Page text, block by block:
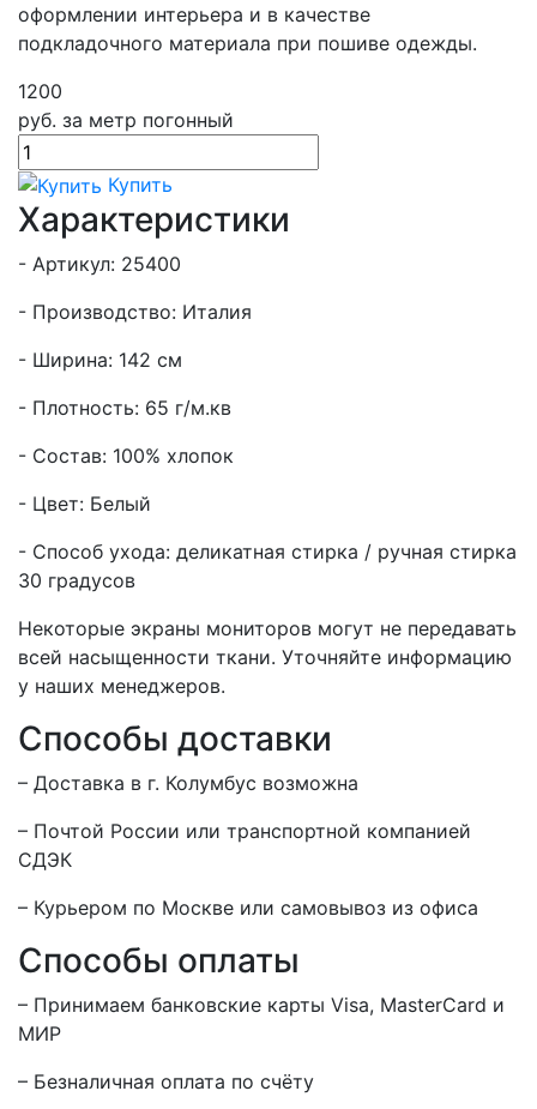
оформлении интерьера и в качестве
подкладочного материала при пошиве одежды.
1200
руб. за метр погонный
Купить
Характеристики
- Артикул: 25400
- Производство: Италия
- Ширина: 142 см
- Плотность: 65 г/м.кв
- Состав: 100% хлопок
- Цвет: Белый
- Способ ухода: деликатная стирка / ручная стирка
30 градусов
Некоторые экраны мониторов могут не передавать
всей насыщенности ткани. Уточняйте информацию
у наших менеджеров.
Способы доставки
– Доставка в г. Колумбусвозможна
– Почтой России или транспортной компанией
СДЭК
– Курьером по Москве или самовывоз из офиса
Способы оплаты
– Принимаем банковские карты Visa, MasterCard и
МИР
– Безналичная оплата по счёту